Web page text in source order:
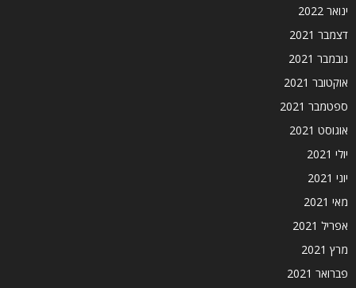
ינואר 2022
דצמבר 2021
נובמבר 2021
אוקטובר 2021
ספטמבר 2021
אוגוסט 2021
יולי 2021
יוני 2021
מאי 2021
אפריל 2021
מרץ 2021
פברואר 2021